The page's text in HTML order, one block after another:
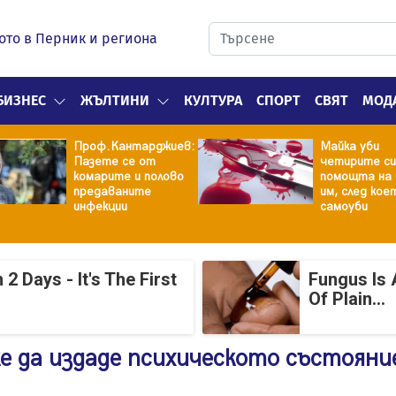
в Перник и региона
ЖЪЛТИНИ КУЛТУРА СПОРТ СВЯТ
Проф.Кантарджиев:
Пазете се от
комарите и полово
предаваните
инфекции
Майка уби
четирите
помощта на
им, след
самоуби
2 Days - It's The First
Fungus Is
Of Plain...
да издаде психическото